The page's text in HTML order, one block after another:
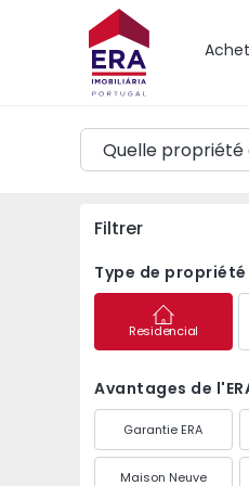
Carte
Filtrer
Type de propriété
Residencial
Avantages de
Garantie ERA
Maison Neuve